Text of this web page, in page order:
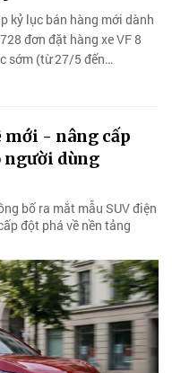
kỷ lục bán hàng mới dành
đơn đặt hàng xe VF 8
sớm (từ 27/5 đến
mới - nâng cấp
dùng
bố ra mắt mẫu SUV điện
đột phá về nền tảng